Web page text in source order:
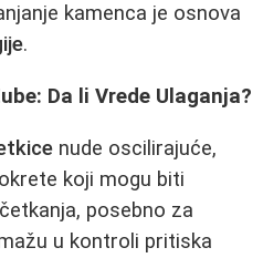
kamenca je osnova
.
Da li Vrede Ulaganja?
nude oscilirajuće,
koji mogu biti
posebno za
u kontroli pritiska